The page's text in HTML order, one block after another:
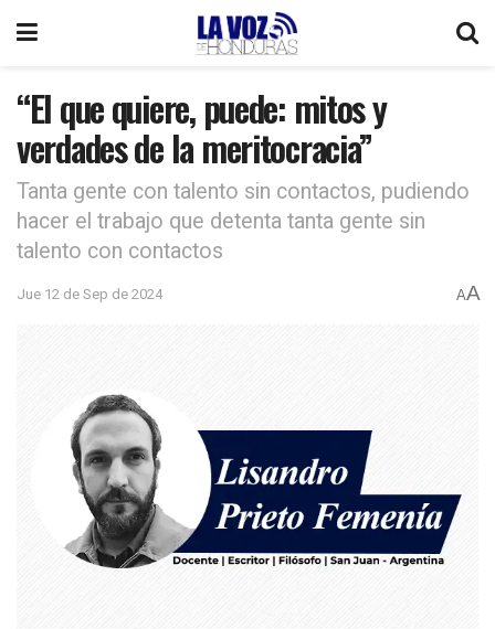
“El que quiere, puede: mitos y
verdades de la meritocracia”
Tanta gente con talento sin contactos, pudiendo
hacer el trabajo que detenta tanta gente sin
talento con contactos
Jue 12 de Sep de 2024 AA